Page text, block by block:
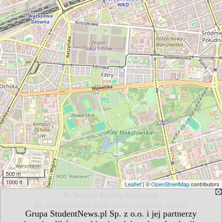
Grupa StudentNews.pl Sp. z o.o. i jej partnerzy
500 m
1000 ft
Leaflet| ©OpenStreetMapcontributors
tel.: 501-440-855, 502-233-716